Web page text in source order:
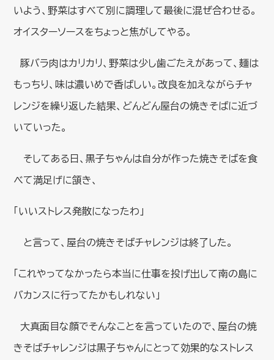
いよう、野菜はすべて別に調理して最後に混ぜ合わせる。
オイスターソースをちょっと焦がしてやる。
豚バラ肉はカリカリ、野菜は少し歯ごたえがあって、麺は
もっちり、味は濃いめで香ばしい。改良を加えながらチャ
レンジを繰り返した結果、どんどん屋台の焼きそばに近づ
いていった。
そしてある日、黒子ちゃんは自分が作った焼きそばを食
べて満足げに頷き、
「いいストレス発散になったわ」
と言って、屋台の焼きそばチャレンジは終了した。
「これやってなかったら本当に仕事を投げ出して南の島に
バカンスに行ってたかもしれない」
大真面目な顔でそんなことを言っていたので、屋台の焼
きそばチャレンジは黒子ちゃんにとって効果的なストレス